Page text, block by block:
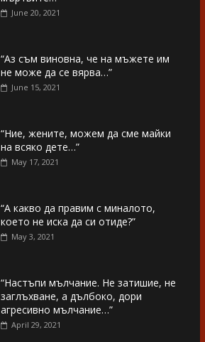
June 20, 2021
“Аз съм виновна, че на мъжете им
не може да се вярва…”
June 15, 2021
“Ние, жените, можем да сме майки
на всяко дете…”
May 17, 2021
“А какво да правим с миналото,
което не иска да си отиде?”
May 3, 2021
“Настъпи мълчание. Не затишие, не
заглъхване, а дълбоко, дори
агресивно мълчание…”
April 29, 2021